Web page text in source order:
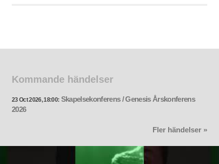
Kommande händelser
23 Oct 2026, 18:00: Skapelsekonferens / Genesis Årskonferens
2026
Fler händelser »